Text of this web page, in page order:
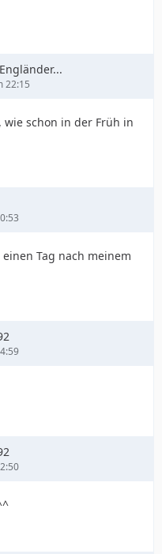
22:15
wie schon in der Früh in
Tag nach meinem